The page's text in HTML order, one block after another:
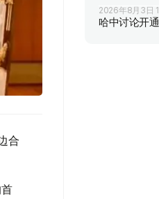
合
2026年8月3日
哈中讨论开